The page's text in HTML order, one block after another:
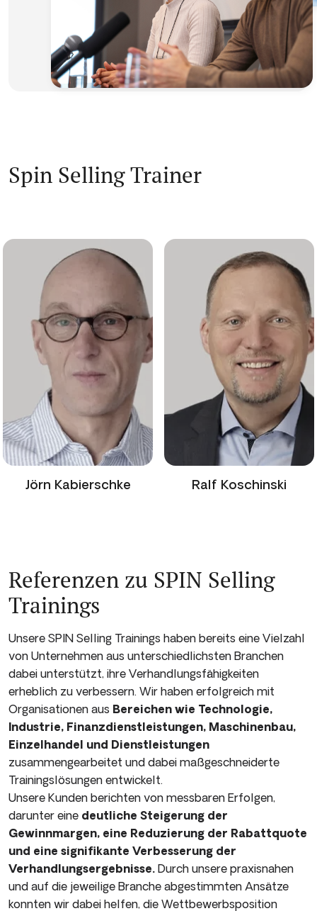
Spin Selling Trainer
Ralf Koschinski
Ralf Koschinski
Stefan Körner
Stefan Körner
Referenzen zu SPIN Selling
Trainings
Unsere SPIN Selling Trainings haben bereits eine Vielzahl
von Unternehmen aus unterschiedlichsten Branchen
dabei unterstützt, ihre Verhandlungsfähigkeiten
erheblich zu verbessern. Wir haben erfolgreich mit
Organisationen aus Bereichen wie Technologie,
Industrie, Finanzdienstleistungen, Maschinenbau,
Einzelhandel und Dienstleistungen
zusammengearbeitet und dabei maßgeschneiderte
Trainingslösungen entwickelt.
Unsere Kunden berichten von messbaren Erfolgen,
darunter eine deutliche Steigerung der
Gewinnmargen, eine Reduzierung der Rabattquote
und eine signifikante Verbesserung der
Verhandlungsergebnisse. Durch unsere praxisnahen
und auf die jeweilige Branche abgestimmten Ansätze
konnten wir dabei helfen, die Wettbewerbsposition